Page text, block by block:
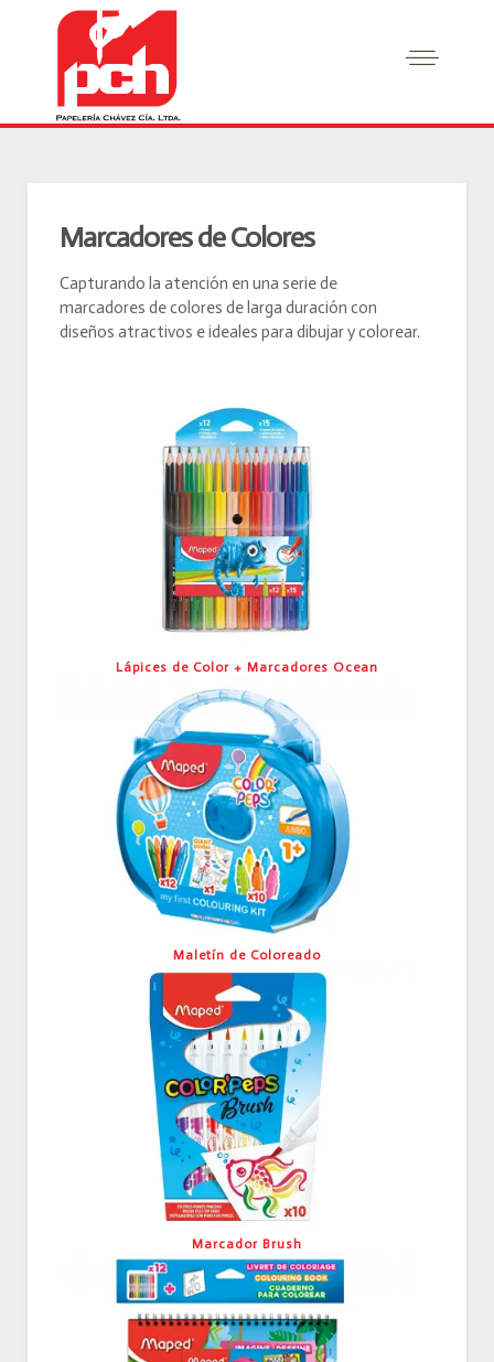
Marcadores de Colores
Capturando la atención en una serie de
marcadores de colores de larga duración con
diseños atractivos e ideales para dibujar y colorear.
Lápices de Color + Marcadores Ocean
Maletín de Coloreado
Marcador Brush